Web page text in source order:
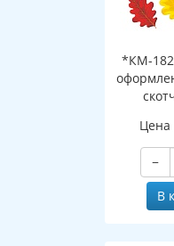
*КМ-
Цена
−
В